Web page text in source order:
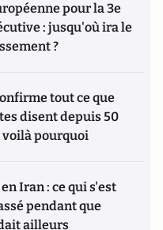
pour la 3e
: jusqu'où ira le
?
tout ce que
disent depuis 50
voilà pourquoi
Iran : ce qui s'est
pendant que
ailleurs